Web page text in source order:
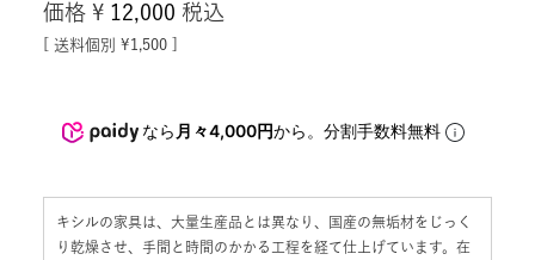
価格 ¥ 12,000 税込
送料個別 ¥1,500
なら 月々4,000円から。分割手数料無料
キシルの家具は、大量生産品とは異なり、国産の無垢材をじっく
り乾燥させ、手間と時間のかかる工程を経て仕上げています。在